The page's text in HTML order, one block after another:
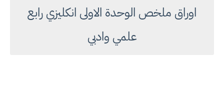
اوراق ملخص الوحدة الاولى انكليزي رابع
علمي وادبي